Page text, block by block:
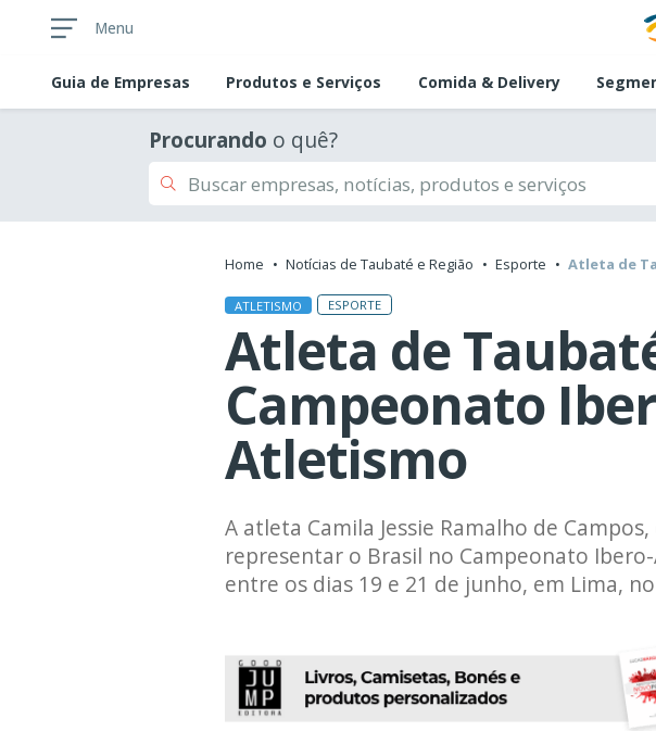
Menu
Guia de Empresas Produtos e Serviços Comida & Delivery
Procurando o quê?
Home Notícias de Taubaté e Região Esporte Atleta de
ATLETISMO ESPORTE
Atleta de
Campeonato
Atletismo
A atleta Camila Jessie Ramalho de
representar o Brasil no Campeonato
entre os dias 19 e 21 de junho, em Lima,